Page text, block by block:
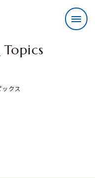
Topics
クス